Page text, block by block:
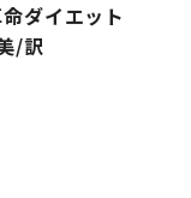
ダイエット
/訳